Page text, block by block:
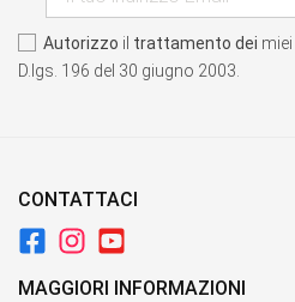
Autorizzo il trattamento dei miei
D.lgs. 196 del 30 giugno 2003.
CONTATTACI
MAGGIORI INFORMAZIONI